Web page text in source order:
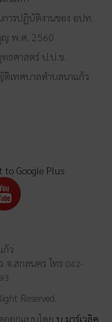
การปฏิบัติงานของ อปท.
ญ พ.ศ. 2560
ทธศาสตร์ ป.ป.ช.
เทศบาลตำบลนาแก้ว
ก้ว
จ.สกลนคร โทร 042-
Reserved.
ออกแบบโดย บ.มาร์เวลิค